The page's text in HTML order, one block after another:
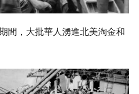
間，大批華人湧進北美淘金和